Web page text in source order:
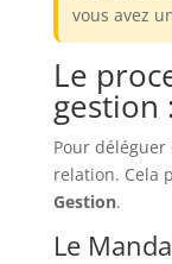
vous avez
Le
gestion
Pour
relation. Cela
Gestion.
Le